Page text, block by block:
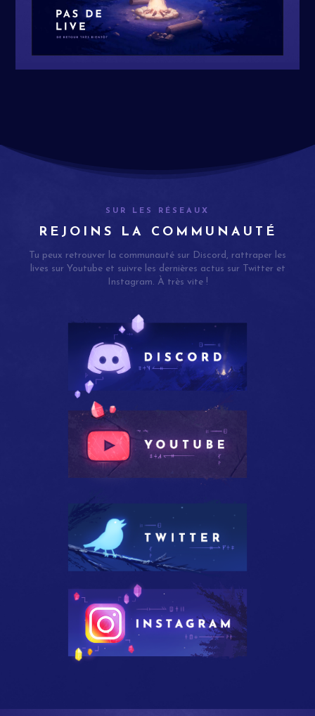
SUR LES RÉSEAUX
REJOINS LA COMMUNAUTÉ
Tu peux retrouver la communauté sur Discord, rattraper les
lives sur Youtube et suivre les dernières actus sur Twitter et
Instagram. À très vite !